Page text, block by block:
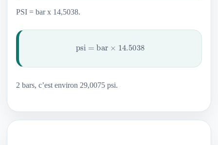
PSI = bar x 14,5038.
psi bar×14.5038
2 bars, c’est environ 29,0075 psi.